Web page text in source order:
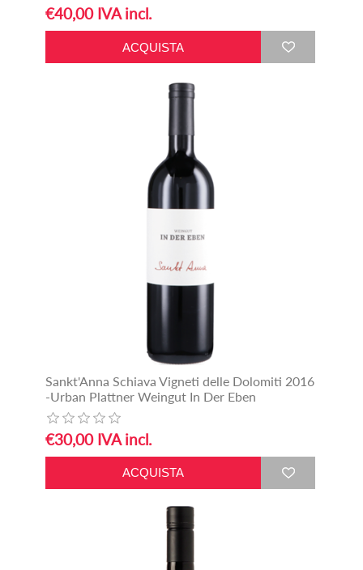
€40,00 IVA incl.
Sankt'Anna Schiava Vigneti delle Dolomiti 2016
-Urban Plattner Weingut In Der Eben
€30,00 IVA incl.